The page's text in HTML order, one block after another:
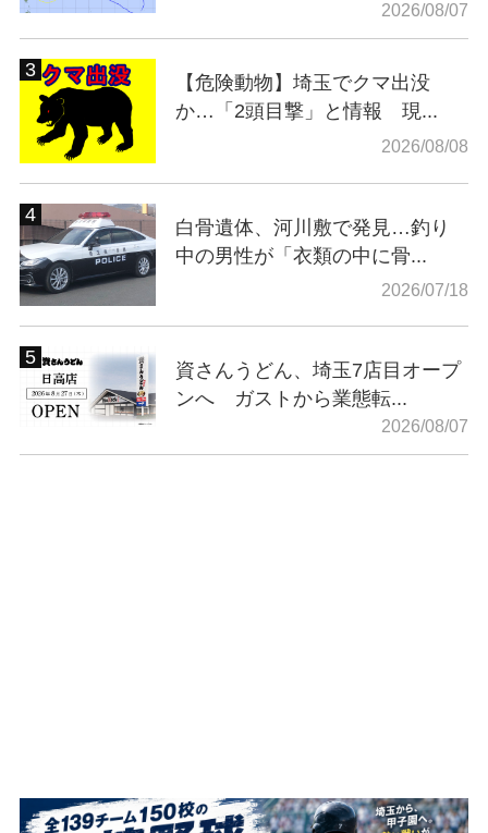
2026/08/07
【危険動物】埼玉でクマ出没
か…「2頭目撃」と情報 現...
2026/08/08
白骨遺体、河川敷で発見…釣り
中の男性が「衣類の中に骨...
2026/07/18
資さんうどん、埼玉7店目オープ
ンへ ガストから業態転...
2026/08/07